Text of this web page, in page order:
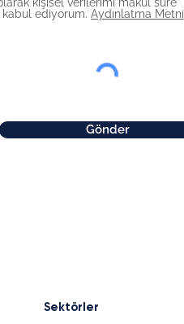
ediyorum. Aydınlatma Metni
Gönder
Sektörler